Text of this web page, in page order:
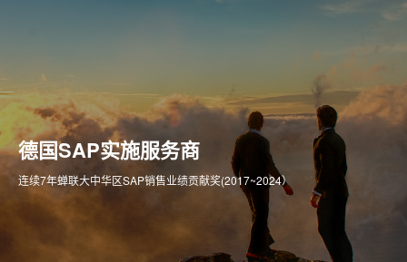
成长型企业软件咨询服务商
为企业信息化转型提供全价值链ERP解决方案
亚太区1600多家成功实施客户
专注成长型企业ERP整体方案供应商
德国SAP实施服务商
连续7年蝉联大中华区SAP销售业绩贡献奖(2017~2024）